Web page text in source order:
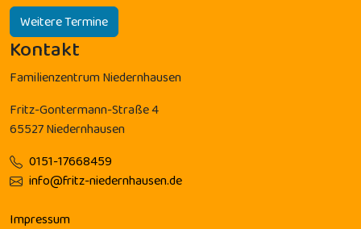
Weitere Termine
Kontakt
Familienzentrum Niedernhausen
Fritz-Gontermann-Straße 4
65527 Niedernhausen
0151-17668459
info@fritz-niedernhausen.de
Impressum